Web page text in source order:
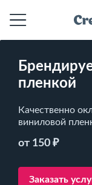
пленкой
Качественно
виниловой
от 150 ₽
Заказать